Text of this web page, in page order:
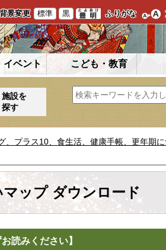
背景変更 標準 黒 ふりがな
イベント こども・教育
施設を
探す
、プラス10、食生活、健康手帳、更年期に
ップ ダウンロード
読みください】